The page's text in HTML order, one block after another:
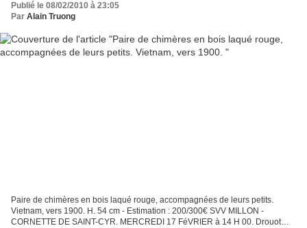
Publié le 08/02/2010 à 23:05
Par Alain Truong
Paire de chimères en bois laqué rouge, accompagnées de leurs petits.
Vietnam, vers 1900. H. 54 cm - Estimation : 200/300€ SVV MILLON -
CORNETTE DE SAINT-CYR. MERCREDI 17 FéVRIER à 14 H 00. Drouot